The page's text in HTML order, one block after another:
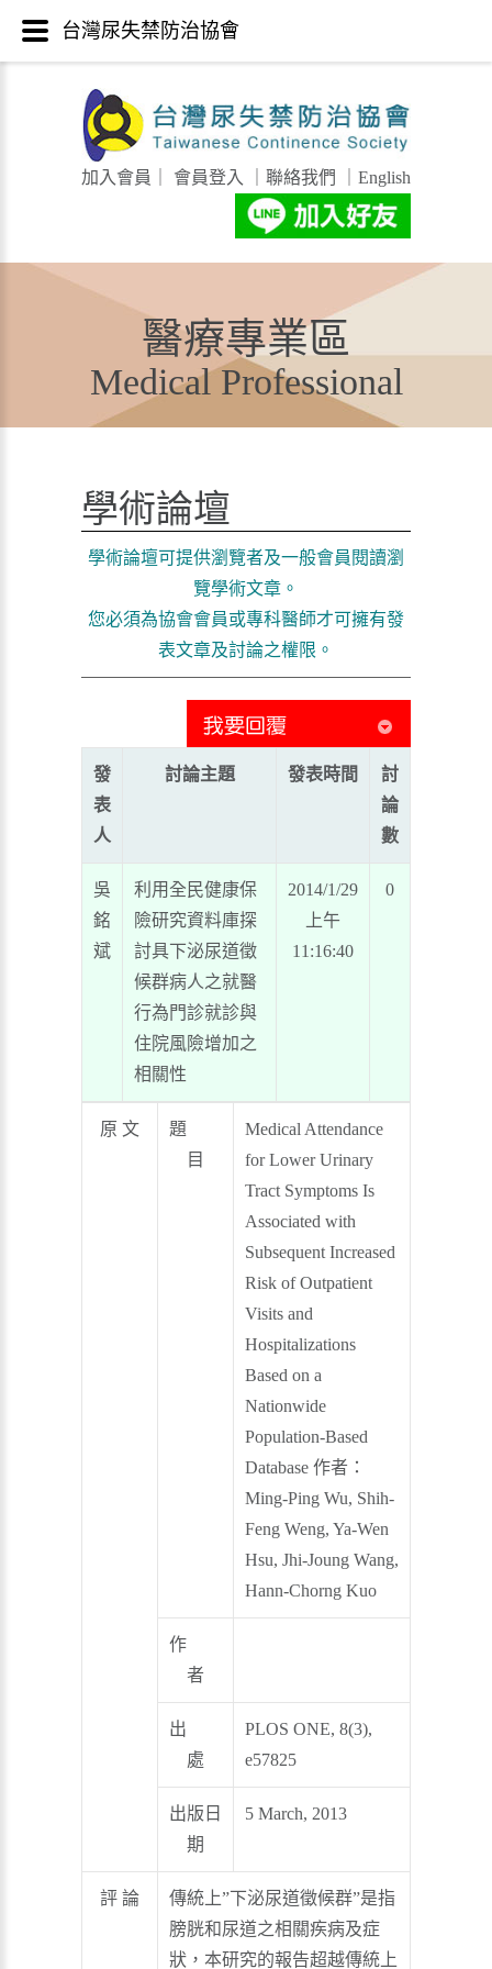
加入會員 會員登入 聯絡我們 English
醫療專業區
Medical Professional
學術論壇
學術論壇可提供瀏覽者及一般會員閱讀瀏
覽學術文章。
您必須為協會會員或專科醫師才可擁有發
表文章及討論之權限。
發
表
人
討論主題 發表時間
討
論
數
吳
銘
斌
利用全民健康保
險研究資料庫探
討具下泌尿道徵
候群病人之就醫
行為門診就診與
住院風險增加之
相關性
2014/1/29
上午
11:16:40
0
原 文
題
目
Medical Attendance
for Lower Urinary
Tract Symptoms Is
Associated with
Subsequent Increased
Risk of Outpatient
Visits and
Hospitalizations
Based on a
Nationwide
Population-Based
Database 作者：
Ming-Ping Wu, Shih-
Feng Weng, Ya-Wen
Hsu, Jhi-Joung Wang,
Hann-Chorng Kuo
作
者
出
處
PLOS ONE, 8(3),
e57825
出版日
期
5 March, 2013
評 論
傳統上”下泌尿道徵候群”是指
膀胱和尿道之相關疾病及症
狀，本研究的報告超越傳統上
台灣尿失禁防治協會